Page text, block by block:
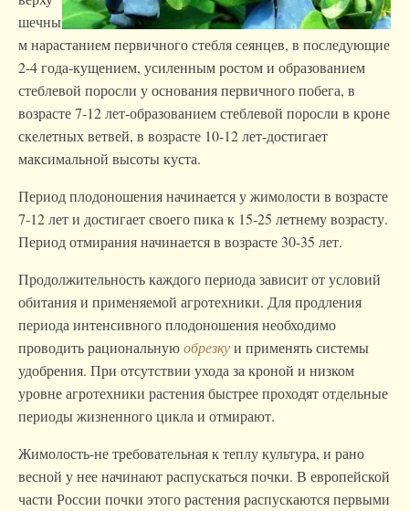
шечны
м нарастанием первичного стебля сеянцев, в последующие
2-4 года-кущением, усиленным ростом и образованием
стеблевой поросли у основания первичного побега, в
возрасте 7-12 лет-образованием стеблевой поросли в кроне
скелетных ветвей, в возрасте 10-12 лет-достигает
максимальной высоты куста.
Период плодоношения начинается у жимолости в возрасте
7-12 лет и достигает своего пика к 15-25 летнему возрасту.
Период отмирания начинается в возрасте 30-35 лет.
Продолжительность каждого периода зависит от условий
обитания и применяемой агротехники. Для продления
периода интенсивного плодоношения необходимо
проводить рациональнуюобрезкуи применять системы
удобрения. При отсутствии ухода за кроной и низком
уровне агротехники растения быстрее проходят отдельные
периоды жизненного цикла и отмирают.
Жимолость-не требовательная к теплу культура, и рано
весной у нее начинают распускаться почки. В европейской
части России почки этого растения распускаются первыми